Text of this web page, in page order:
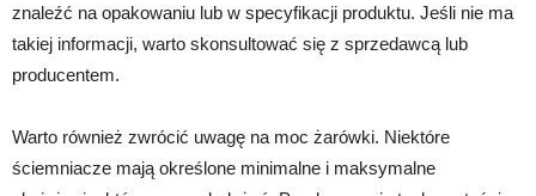
znaleźć na opakowaniu lub w specyfikacji produktu. Jeśli nie ma
takiej informacji, warto skonsultować się z sprzedawcą lub
producentem.
Warto również zwrócić uwagę na moc żarówki. Niektóre
ściemniacze mają określone minimalne i maksymalne